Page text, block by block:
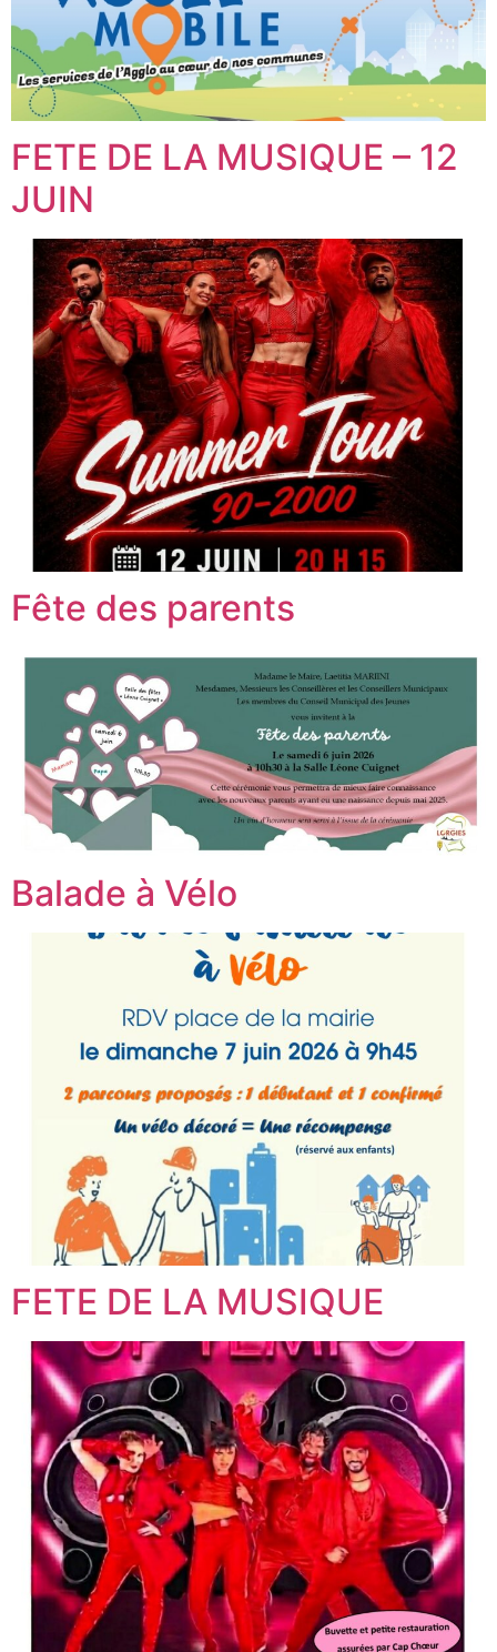
FETE DE LA MUSIQUE – 12
JUIN
Fête des parents
Balade à Vélo
FETE DE LA MUSIQUE